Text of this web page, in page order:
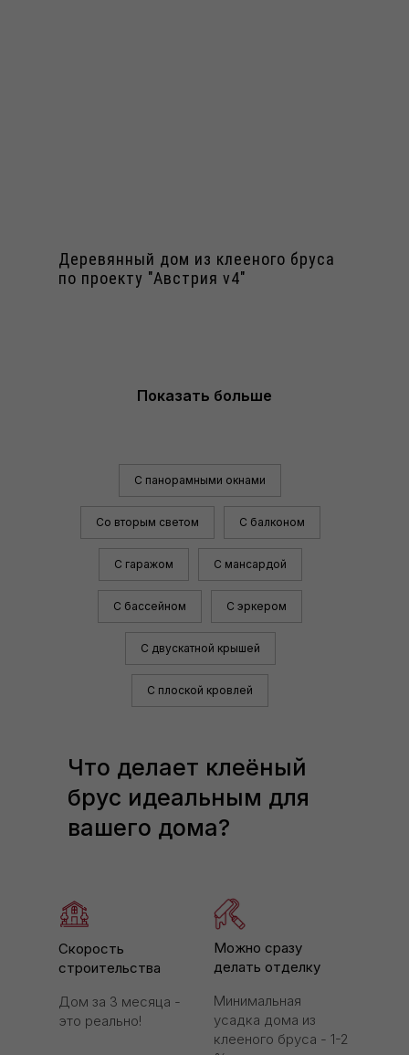
Деревянный дом из клееного бруса
по проекту "Австрия v4"
Показать больше
С панорамными окнами
Со вторым светом С балконом
С гаражом С мансардой
С бассейном С эркером
С двускатной крышей
С плоской кровлей
Что делает клеёный
брус идеальным для
вашего дома?
Дом за 3 месяца -
это реально!
Минимальная
усадка дома из
клееного бруса - 1-2
Скорость
строительства
Можно сразу
делать отделку